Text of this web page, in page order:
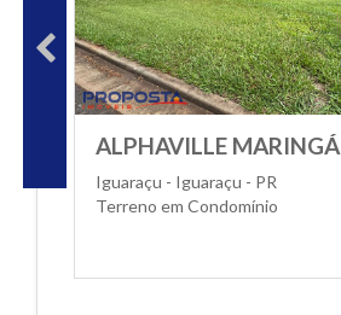
ALPHAVILLE MARINGÁ
Iguaraçu - Iguaraçu - PR
Terreno em Condomínio